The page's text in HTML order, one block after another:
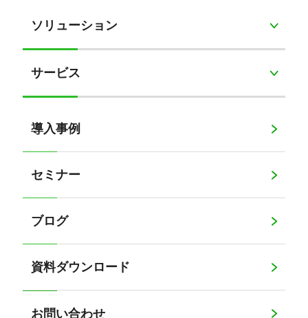
ソリューション
サービス
導入事例
セミナー
ブログ
資料ダウンロード
お問い合わせ